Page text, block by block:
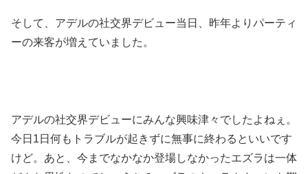
そして、アデルの社交界デビュー当日、昨年よりパーティ
ーの来客が増えていました。
アデルの社交界デビューにみんな興味津々でしたよねぇ。
今日1日何もトラブルが起きずに無事に終わるといいです
けど。あと、今までなかなか登場しなかったエズラは一体